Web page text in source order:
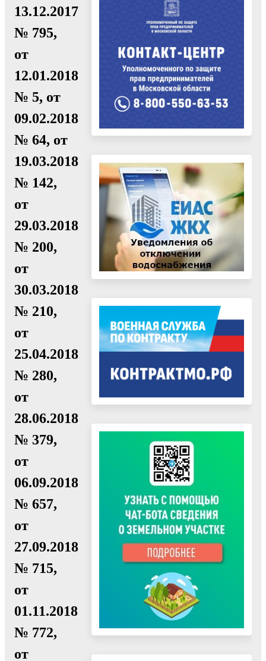
13.12.2017
№ 795,
от
12.01.2018
№ 5, от
09.02.2018
№ 64, от
19.03.2018
№ 142,
от
29.03.2018
№ 200,
от
30.03.2018
№ 210,
от
25.04.2018
№ 280,
от
28.06.2018
№ 379,
от
06.09.2018
№ 657,
от
27.09.2018
№ 715,
от
01.11.2018
№ 772,
от